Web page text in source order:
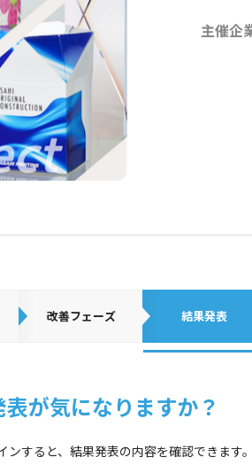
主催企
改善フェーズ 結果発表
が気になりますか？
すると、結果発表の内容を確認できます。